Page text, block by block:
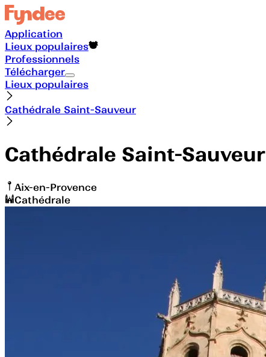
Application
Lieux populaires
Professionnels
Télécharger
Lieux populaires
Cathédrale Saint-Sauveur
Cathédrale Saint-Sauveur
Aix-en-Provence
Cathédrale